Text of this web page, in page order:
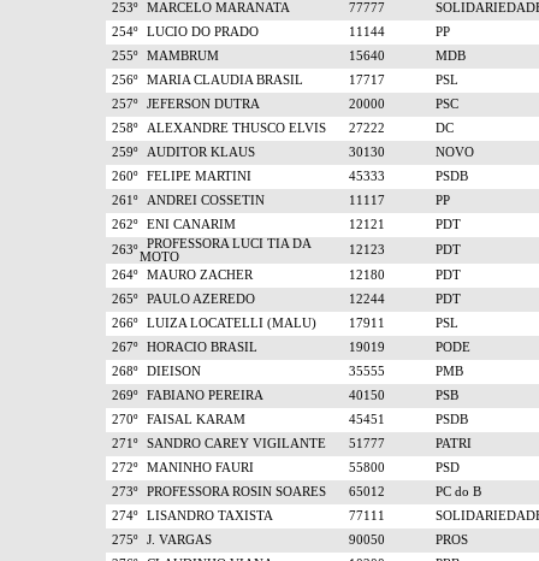
253º
MARCELO MARANATA 77777
254º
LUCIO DO PRADO 11144
PP
255º
MAMBRUM 15640
MDB
256º
MARIA CLAUDIA BRASIL 17717
PSL
257º
JEFERSON DUTRA 20000
PSC
258º
ALEXANDRE THUSCO ELVIS 27222
DC
259º
AUDITOR KLAUS 30130
NOVO
260º
FELIPE MARTINI 45333
PSDB
261º
ANDREI COSSETIN 11117
PP
262º
ENI CANARIM 12121
PDT
263º
PROFESSORA LUCI TIA DA
MOTO
12123
PDT
264º
MAURO ZACHER 12180
PDT
265º
PAULO AZEREDO 12244
PDT
266º
LUIZA LOCATELLI (MALU) 17911
PSL
267º
HORACIO BRASIL 19019
PODE
268º
DIEISON 35555
PMB
269º
FABIANO PEREIRA 40150
PSB
270º
FAISAL KARAM 45451
PSDB
271º
SANDRO CAREY VIGILANTE 51777
PATRI
272º
MANINHO FAURI 55800
PSD
273º
PROFESSORA ROSIN SOARES 65012
PC do B
274º
LISANDRO TAXISTA 77111
275º
J. VARGAS 90050
PROS